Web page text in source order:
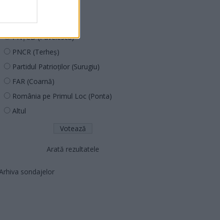
PUSL (D. Voiculescu)
PNȚCD (Pavelescu)
PNCR (Terheș)
Partidul Patrioților (Surugiu)
FAR (Coarnă)
România pe Primul Loc (Ponta)
Altul
Arată rezultatele
sondajelor